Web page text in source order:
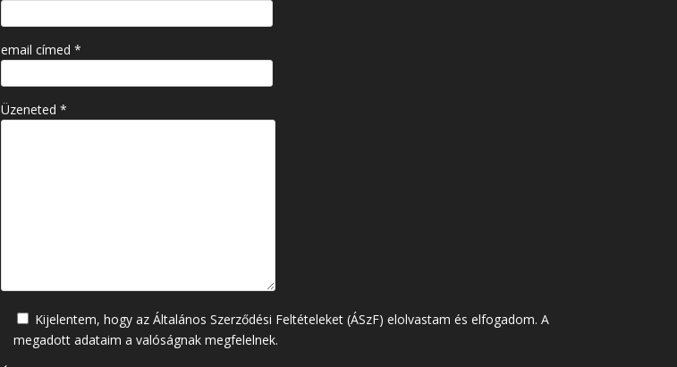
email címed *
Üzeneted *
Kijelentem, hogy az Általános Szerződési Feltételeket (ÁSzF) elolvastam és elfogadom. A
megadott adataim a valóságnak megfelelnek.